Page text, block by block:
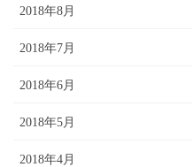
2018年8月
2018年7月
2018年6月
2018年5月
2018年4月